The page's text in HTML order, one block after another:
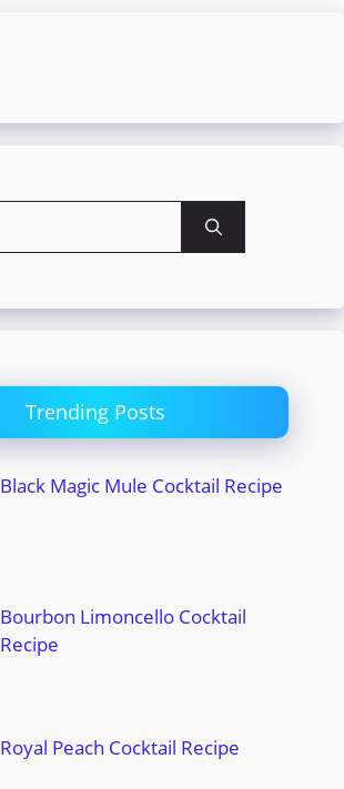
Trending Posts
Black Magic Mule Cocktail Recipe
Bourbon Limoncello Cocktail
Recipe
Royal Peach Cocktail Recipe